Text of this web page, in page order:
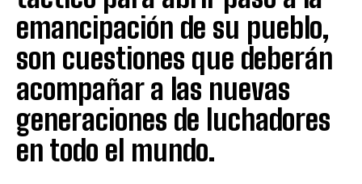
emancipación de su pueblo,
son cuestiones que deberán
acompañar a las nuevas
generaciones de luchadores
en todo el mundo.